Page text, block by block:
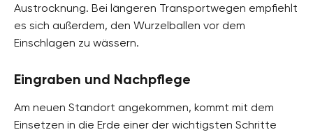
Austrocknung. Bei längeren Transportwegen empfiehlt
es sich außerdem, den Wurzelballen vor dem
Einschlagen zu wässern.
Eingraben und Nachpflege
Am neuen Standort angekommen, kommt mit dem
Einsetzen in die Erde einer der wichtigsten Schritte